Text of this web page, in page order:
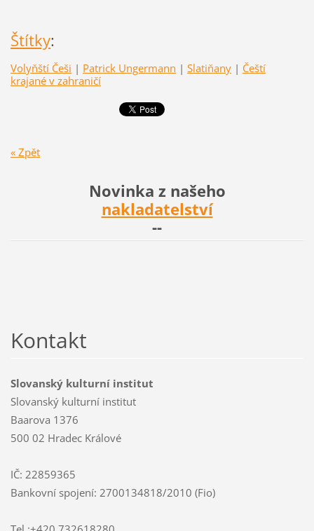
Štítky:
Volyňští Češi | Patrick Ungermann | Slatiňany | Čeští
krajané v zahraničí
« Zpět
Novinka z našeho
nakladatelství
--
Kontakt
Slovanský kulturní institut
Slovanský kulturní institut
Baarova 1376
500 02 Hradec Králové
IČ: 22859365
Bankovní spojení: 2700134818/2010 (Fio)